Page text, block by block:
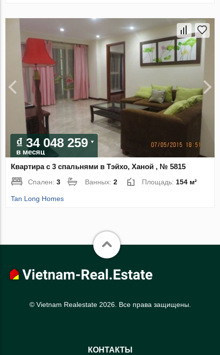
₫ 34 048 259
в месяц
Квартира с 3 спальнями в Тэйхо, Ханой , № 5815
Спален:3 Ванных:2 Площадь: 154 м²
Tan Long Homes
© Vietnam Realestate 2026. Все права защищены.
КОНТАКТЫ